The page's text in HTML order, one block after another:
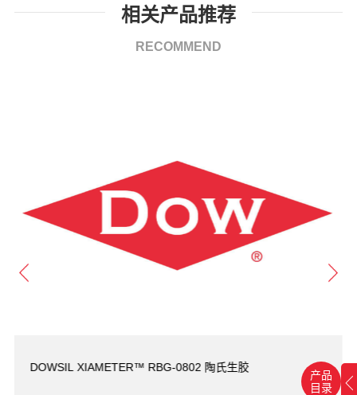
产品
目录
相关产品推荐
RECOMMEND
DOWSIL XIAMETER™ RBG-0802 陶氏生胶